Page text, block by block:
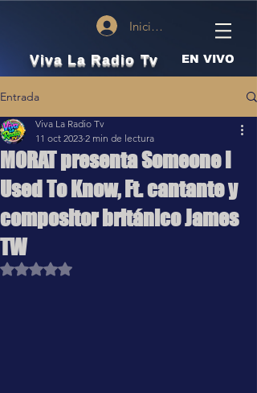
Iniciar sesión
Viva La Radio Tv EN VIVO
Entrada
MORAT presenta Someone I
Used To Know, Ft. cantante y
compositor británico James
TW
Viva La Radio Tv
11 oct 2023 2 min de lectura
Obtuvo NaN de 5 estrellas.